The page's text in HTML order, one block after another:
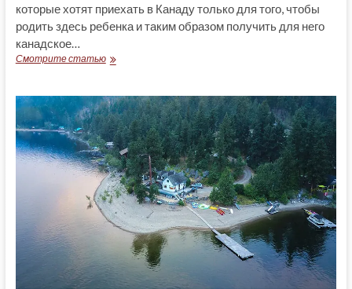
которые хотят приехать в Канаду только для того, чтобы
родить здесь ребенка и таким образом получить для него
канадское…
Смотрите статьюРОДИТЬ